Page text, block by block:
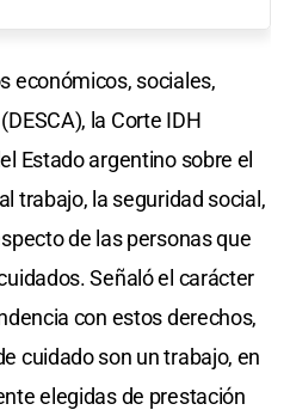
económicos, sociales,
la Corte IDH
Estado argentino sobre el
trabajo, la seguridad social,
de las personas que
Señaló el carácter
con estos derechos,
cuidado son un trabajo, en
elegidas de prestación